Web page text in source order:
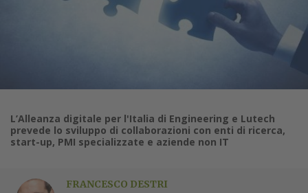
L’Alleanza digitale per l'Italia di Engineering e Lutech
prevede lo sviluppo di collaborazioni con enti di ricerca,
start-up, PMI specializzate e aziende non IT
FRANCESCO DESTRI